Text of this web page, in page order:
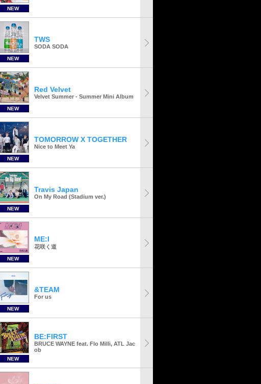
NEW
NEW
TWS
SODA SODA
NEW
Red Velvet
Velvet Summer - Summer Mini Album
NEW
TOMORROW X TOGETHER
Nice to Meet Ya
NEW
Travis Japan
On My Road (Stadium ver.)
NEW
ME:I
花咲く道
NEW
&TEAM
For us
NEW
BE:FIRST
BRUCE WAYNE feat. Flo Milli, ATL Jac
ob